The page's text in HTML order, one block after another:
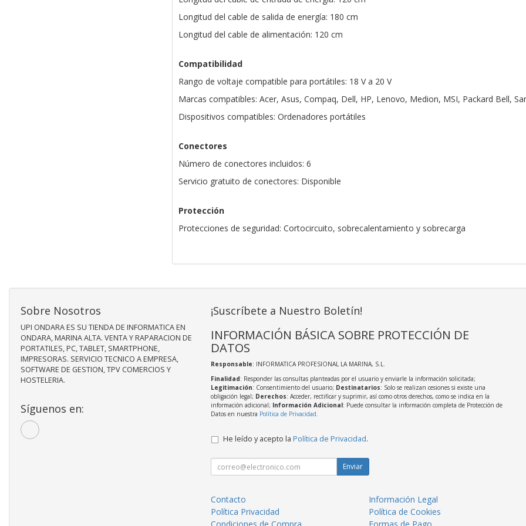
Longitud del cable de salida de energía: 180 cm
Longitud del cable de alimentación: 120 cm
Compatibilidad
Rango de voltaje compatible para portátiles: 18 V a 20 V
Marcas compatibles: Acer, Asus, Compaq, Dell, HP, Lenovo, Medion, MSI, Packard Bell,
Dispositivos compatibles: Ordenadores portátiles
Conectores
Número de conectores incluidos: 6
Servicio gratuito de conectores: Disponible
Protección
Protecciones de seguridad: Cortocircuito, sobrecalentamiento y sobrecarga
Sobre Nosotros
UPI ONDARA ES SU TIENDA DE INFORMATICA EN
ONDARA, MARINA ALTA. VENTA Y RAPARACION DE
PORTATILES, PC, TABLET, SMARTPHONE,
IMPRESORAS. SERVICIO TECNICO A EMPRESA,
SOFTWARE DE GESTION, TPV COMERCIOS Y
HOSTELERIA.
Síguenos en:
¡Suscríbete a Nuestro Boletín!
INFORMACIÓN BÁSICA SOBRE PROTECCIÓN DE
DATOS
Responsable: INFORMATICA PROFESIONAL LA MARINA, S.L.
Finalidad: Responder las consultas planteadas por el usuario y enviarle la información solicitada;
Legitimación: Consentimiento del usuario; Destinatarios: Solo se realizan cesiones si existe una
obligación legal; Derechos: Acceder, rectificar y suprimir, así como otros derechos, como se indica en la
información adicional; Información Adicional: Puede consultar la información completa de Protección de
Datos en nuestra Política de Privacidad.
He leído y acepto la Política de Privacidad.
Enviar
Contacto
Información Legal
Política Privacidad
Política de Cookies